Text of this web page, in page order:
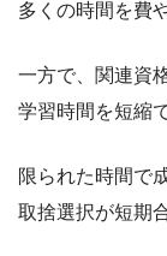
多くの時間を費
一方で、関連資
学習時間を短縮
限られた時間で
取捨選択が短期